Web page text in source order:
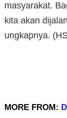
masyarakat.
kita akan
ungkapnya.
MORE FROM: